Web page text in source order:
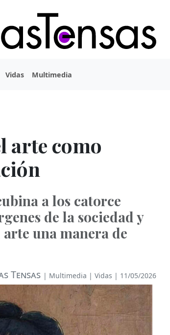
Vidas Multimedia
arte como
a los catorce
de la sociedad y
una manera de
Tensas | Multimedia |Vidas | 11/05/2026